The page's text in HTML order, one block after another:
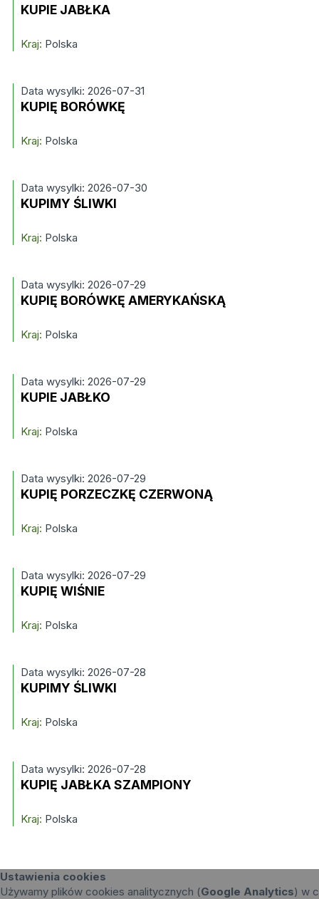
KUPIE JABŁKA
Kraj: Polska
Data wysylki: 2026-07-31
KUPIĘ BORÓWKĘ
Kraj: Polska
Data wysylki: 2026-07-30
KUPIMY ŚLIWKI
Kraj: Polska
Data wysylki: 2026-07-29
KUPIĘ BORÓWKĘ AMERYKAŃSKĄ
Kraj: Polska
Data wysylki: 2026-07-29
KUPIE JABŁKO
Kraj: Polska
Data wysylki: 2026-07-29
KUPIĘ PORZECZKĘ CZERWONĄ
Kraj: Polska
Data wysylki: 2026-07-29
KUPIĘ WIŚNIE
Kraj: Polska
Data wysylki: 2026-07-28
KUPIMY ŚLIWKI
Kraj: Polska
Data wysylki: 2026-07-28
KUPIĘ JABŁKA SZAMPIONY
Kraj: Polska
Ustawienia cookies
Używamy plików cookies analitycznych (Google Analytics) w